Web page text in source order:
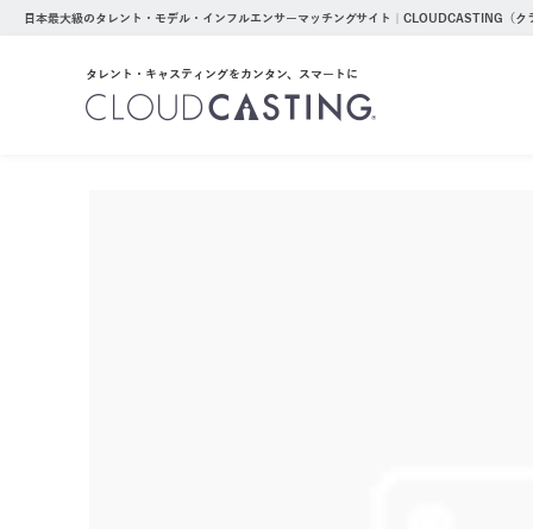
日本最大級のタレント・モデル・インフルエンサーマッチングサイト｜CLOUDCASTING（ク
タレント・キャスティングをカンタン、スマートに